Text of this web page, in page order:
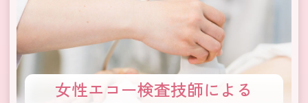
女性エコー検査技師による